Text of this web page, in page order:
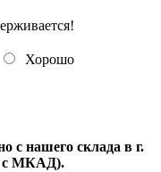
Хорошо
с нашего склада в г.
с МКАД).